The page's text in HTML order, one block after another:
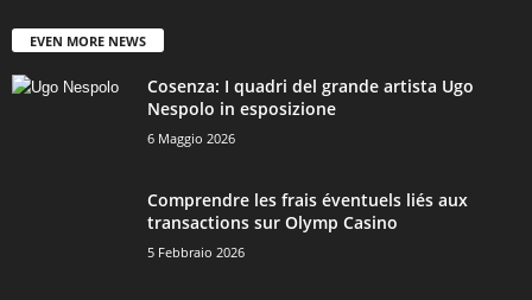
EVEN MORE NEWS
Cosenza: I quadri del grande artista Ugo
Nespolo in esposizione
6 Maggio 2026
Comprendre les frais éventuels liés aux
transactions sur Olymp Casino
5 Febbraio 2026